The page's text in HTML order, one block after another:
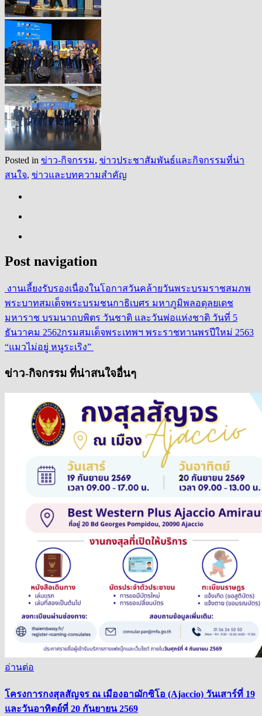
Posted in ข่าว-กิจกรรม, ข่าวประชาสัมพันธ์และกิจกรรมที่น่า
สนใจ, ข่าวและบทความสำคัญ
Post navigation
งานเลี้ยงรับรองเนื่องในโอกาสวันคล้ายวันพระบรมราชสมภพ
พระบาทสมเด็จพระบรมชนกาธิเบศร มหาภูมิพลอดุลยเดช
มหาราช บรมนาถบพิตร วันชาติ และวันพ่อแห่งชาติ วันที่ 5
ธันวาคม 2562กรมสมเด็จพระเทพฯ พระราชทานพรปีใหม่ 2563
“แมวไม่อยู่ หนูระเริง”
ข่าว-กิจกรรม ที่น่าสนใจอื่นๆ
อ่านต่อ
โครงการกงสุลสัญจร ณ เมืองอาฌักซิโอ (Ajaccio) วันเสาร์ที่ 19
และวันอาทิตย์ที่ 20 กันยายน 2569